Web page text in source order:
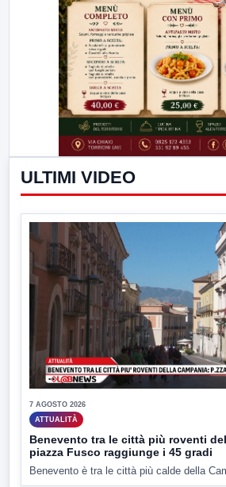
ULTIMI VIDEO
7 AGOSTO 2026
ATTUALITÀ
Benevento tra le città più roventi
piazza Fusco raggiunge i 45 gradi
Benevento è tra le città più calde della